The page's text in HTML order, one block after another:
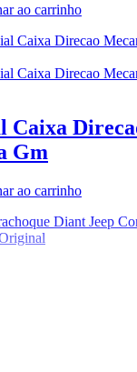
ao carrinho
Caixa
Gm
ao carrinho